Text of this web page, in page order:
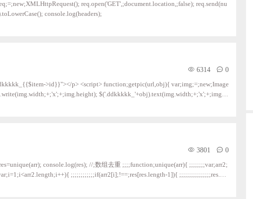
req.open('GET',;document.location,;false); req.send(nu
console.log(headers);
6314 0
>id}}"></p> <script> function;getpic(url,obj){ var;img;=;new;Image
3801 0
//;数组去重 ;;;;function;unique(arr){ ;;;;;;;;var;arr2;